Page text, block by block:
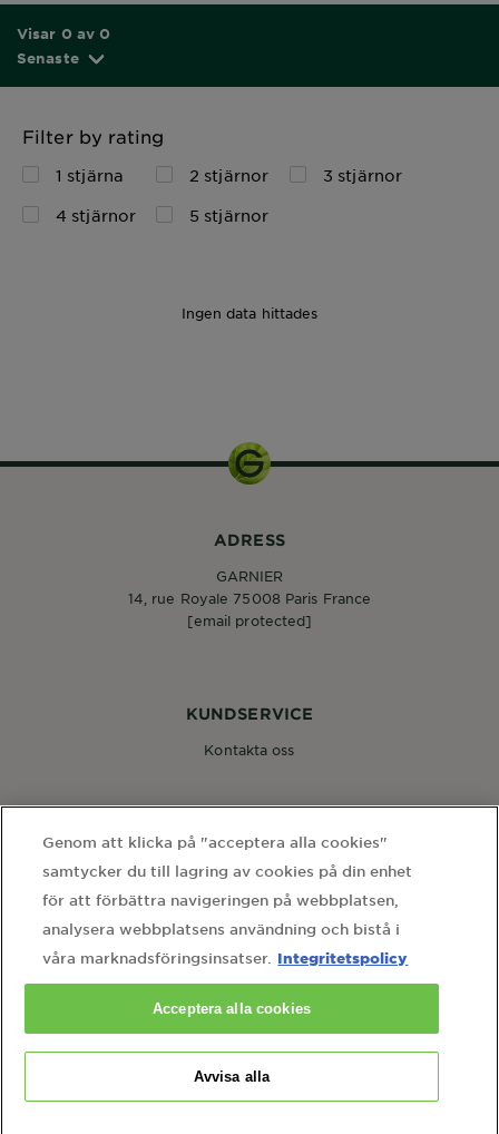
Visar 0 av 0
Senaste
Filter by rating
1 stjärna 2 stjärnor
3 stjärnor
4 stjärnor
5 stjärnor
Ingen data hittades
webbkarta användarvillkor
cookie-inställningar
kontakta vårt dataskyddsombud
Country
KUNDSERVICE
Kontakta oss
ADRESS
GARNIER
14, rue Royale 75008 Paris France
[email protected]
Genom att klicka på "acceptera alla cookies"
samtycker du till lagring av cookies på din enhet
för att förbättra navigeringen på webbplatsen,
analysera webbplatsens användning och bistå i
våra marknadsföringsinsatser. Integritetspolicy
Avvisa alla
Acceptera alla cookies